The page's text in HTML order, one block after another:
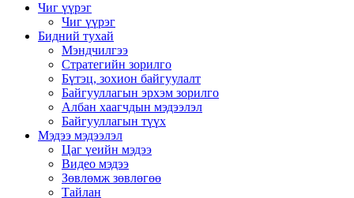
Чиг үүрэг
Чиг үүрэг
Бидний тухай
Мэндчилгээ
Стратегийн зорилго
Бүтэц, зохион байгуулалт
Байгууллагын эрхэм зорилго
Албан хаагчдын мэдээлэл
Байгууллагын түүх
Мэдээ мэдээлэл
Цаг үеийн мэдээ
Видео мэдээ
Зөвлөмж зөвлөгөө
Тайлан